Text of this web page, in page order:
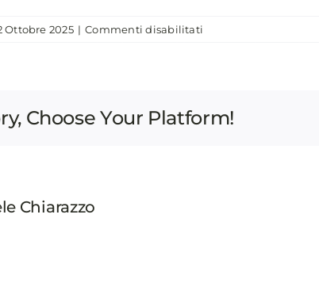
PUBBLICAZIONI
Ottobre 2025 | Commenti disabilitati
Choose Your Platform!
Chiarazzo